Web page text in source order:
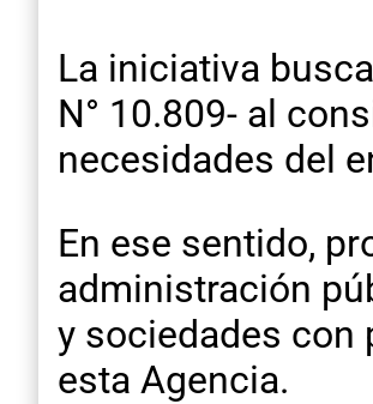
La iniciativa
N° 10.809- al
necesidades del
En ese sentido,
administración
y sociedades con
esta Agencia.